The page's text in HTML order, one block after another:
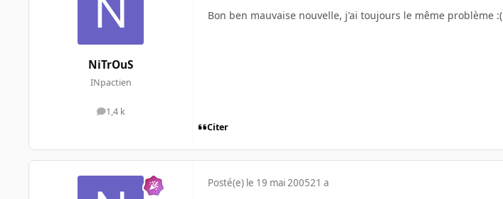
NiTrOuS
INpactien
1,4 k
messages
Bon ben mauvaise nouvelle, j'ai toujours le même problème :(
Citer
Posté(e) le 19 mai 200521 a